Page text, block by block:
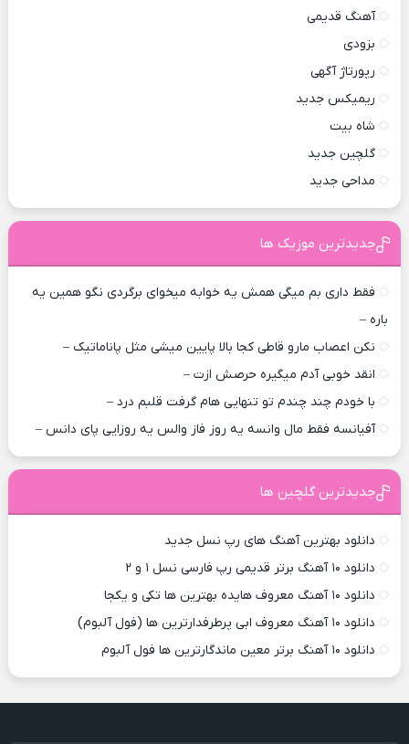
آهنگ قدیمی
بزودی
رپورتاژ آگهی
ریمیکس جدید
شاه بیت
گلچین جدید
مداحی جدید
جدیدترین موزیک ها
فقط داری بم میگی همش یه خوابه میخوای برگردی نگو همین یه
باره –
نکن اعصاب مارو قاطی کجا بالا پایین میشی مثل پاناماتیک –
انقد خوبی آدم میگیره حرصش ازت –
با خودم چند چندم تو تنهایی هام گرفت قلبم درد –
آفیانسه فقط مال وانسه یه روز فاز والس یه روزایی پای دانس –
جدیدترین گلچین ها
دانلود بهترین آهنگ های رپ نسل جدید
دانلود ۱۰ آهنگ برتر قدیمی رپ فارسی نسل ۱ و ۲
دانلود ۱۰ آهنگ معروف هایده بهترین ها تکی و یکجا
دانلود ۱۰ آهنگ معروف ابی پرطرفدارترین ها (فول آلبوم)
دانلود ۱۰ آهنگ برتر معین ماندگارترین ها فول آلبوم